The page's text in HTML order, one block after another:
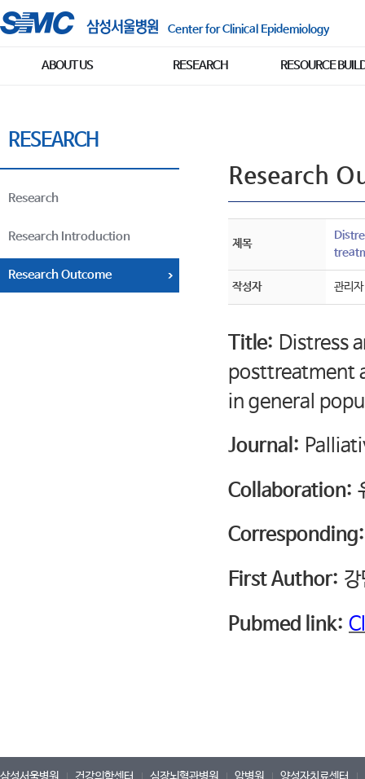
Center for Clinical Epidemiology
ABOUT US RESEARCH RESOURCE
RESEARCH
Research
Research Introduction
Research Outcome
Research
제목
작성자 관리자
Title: Distress
posttreatment
in general
Journal:
Collaboration:
Corresponding:
First Author:
Pubmed link: